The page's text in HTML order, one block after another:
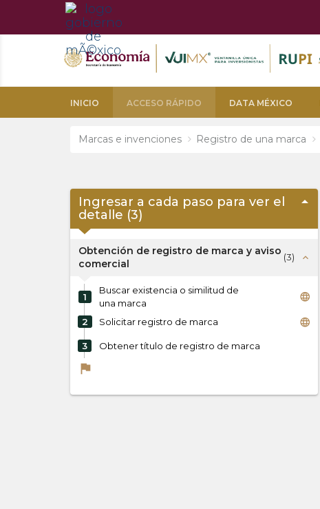
INICIO ACCESO RÁPIDO DATA MÉXICO
Marcas e invenciones Registro de una marca
Ingresar a cada paso para ver el
detalle (3)
arrow_drop_up
Obtención de registro de marca y aviso
comercial
(3) expand_less
1
Buscar existencia o similitud de
una marca
language
2 Solicitar registro de marca language
3 Obtener título de registro de marca
flag